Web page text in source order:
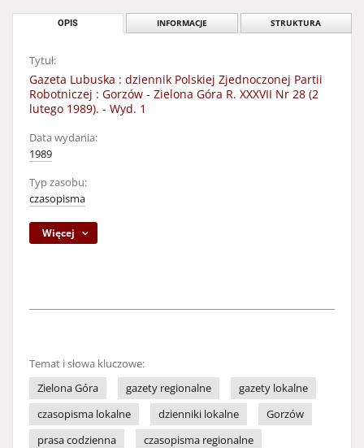
OPIS INFORMACJE STRUKTURA
Tytuł:
Gazeta Lubuska : dziennik Polskiej Zjednoczonej Partii
Robotniczej : Gorzów - Zielona Góra R. XXXVII Nr 28 (2
lutego 1989). - Wyd. 1
Data wydania:
1989
Typ zasobu:
czasopisma
Więcej
Temat i słowa kluczowe:
Zielona Góra
gazety regionalne
gazety lokalne
czasopisma lokalne
dzienniki lokalne
Gorzów
prasa codzienna
czasopisma regionalne